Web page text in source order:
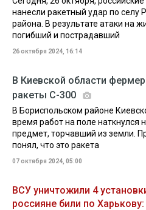
нанесли ракетный удар по селу
района. В результате атаки на
погибший и пострадавший
26 октября 2024, 16:14
В Киевской области
ракеты С-300
В Бориспольском районе
время работ на поле наткнулся
предмет, торчавший из земли.
понял, что это ракета
07 октября 2024, 05:00
ВСУ уничтожили 4
россияне били по